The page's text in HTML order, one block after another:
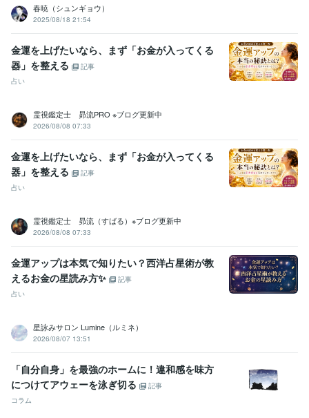
春暁（シュンギョウ）
2025/08/18 21:54
金運を上げたいなら、まず「お金が入ってくる
器」を整える
記事
占い
霊視鑑定士 昴流PRO ※ブログ更新中
2026/08/08 07:33
金運を上げたいなら、まず「お金が入ってくる
器」を整える
記事
占い
霊視鑑定士 昴流（すばる）※ブログ更新中
2026/08/08 07:33
金運アップは本気で知りたい？西洋占星術が教
えるお金の星読み方✨
記事
占い
星詠みサロン Lumine（ルミネ）
2026/08/07 13:51
「自分自身」を最強のホームに！違和感を味方
につけてアウェーを泳ぎ切る
記事
コラム